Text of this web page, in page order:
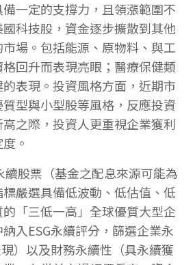
一定的支撐力，且領漲範圍不
科技股，資金逐步擴散到其他
場。包括能源、原物料、與工
回升而表現亮眼；醫療保健類
表現。投資風格方面，近期市
型與小型股等風格，反應投資
之際，投資人更重視企業獲利
。
股票（基金之配息來源可能為
嚴選具備低波動、低估值、低
「三低一高」全球優質大型企
入ESG永續評分，篩選企業永
）以及財務永續性（具永續獲